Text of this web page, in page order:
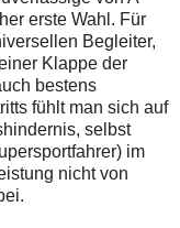
erste Wahl. Für
Begleiter,
Klappe der
bestens
fühlt man sich auf
selbst
im
nicht von